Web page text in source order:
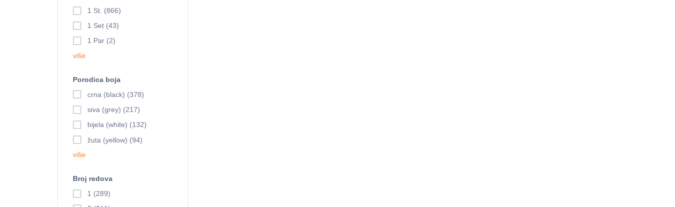
1 St. (866)
1 Set (43)
1 Par (2)
više
Porodica boja
crna (black) (378)
siva (grey) (217)
bijela (white) (132)
žuta (yellow) (94)
više
Broj redova
1 (289)